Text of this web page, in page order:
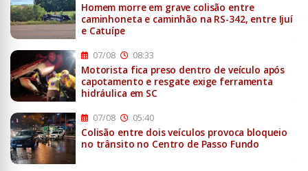
Homem morre em grave colisão entre
caminhoneta e caminhão na RS-342, entre Ijuí
e Catuípe
07/08 08:33
Motorista fica preso dentro de veículo após
capotamento e resgate exige ferramenta
hidráulica em SC
07/08 05:40
Colisão entre dois veículos provoca bloqueio
no trânsito no Centro de Passo Fundo